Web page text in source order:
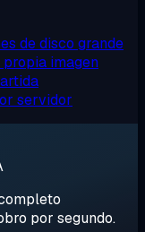
de disco grande
imagen
servidor
por segundo.